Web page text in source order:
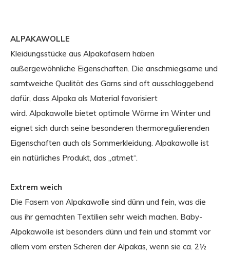
ALPAKAWOLLE
Kleidungsstücke aus Alpakafasern haben
außergewöhnliche Eigenschaften. Die anschmiegsame und
samtweiche Qualität des Garns sind oft ausschlaggebend
dafür, dass Alpaka als Material favorisiert
wird. Alpakawolle bietet optimale Wärme im Winter und
eignet sich durch seine besonderen thermoregulierenden
Eigenschaften auch als Sommerkleidung. Alpakawolle ist
ein natürliches Produkt, das „atmet“.
Extrem weich
Die Fasern von Alpakawolle sind dünn und fein, was die
aus ihr gemachten Textilien sehr weich machen. Baby-
Alpakawolle ist besonders dünn und fein und stammt vor
allem vom ersten Scheren der Alpakas, wenn sie ca. 2½